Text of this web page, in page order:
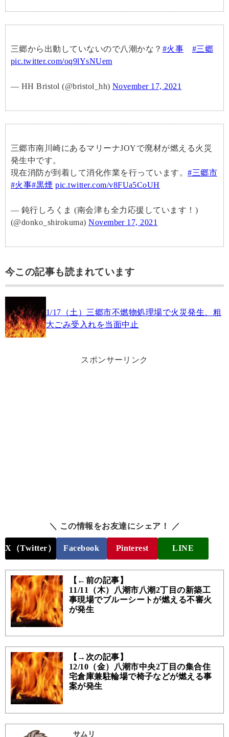
三郷から出動していないので八潮かな？ #火事
#三郷
pic.twitter.com/oq9lYsNUem
— HH Bristol (@bristol_hh) November 17, 2021
三郷市南川崎にあるマリーナJOYで廃材が燃える火災
発生中です。
現在消防が到着して消化作業を行っています。#三郷市
#火事#黒煙 pic.twitter.com/v8FUa5CoUH
— 鈍行しろくま (南会津も全力応援しています！)
(@donko_shirokuma)November 17, 2021
今この記事も読まれています
1/17（土）三郷市不燃物処理場で火災発生、粗
大ごみ受入れを当面中止
スポンサーリンク
＼ この情報をお友達にシェア！ ／
X（Twitter） Facebook Pinterest LINE
【←前の記事】
11/11（木）八潮市八潮2丁目の新築工
事現場でブルーシートが燃える不審火
が発生
【→次の記事】
12/10（金）八潮市中央2丁目の集合住
宅倉庫兼駐輪場で椅子などが燃える事
案が発生
サムリ